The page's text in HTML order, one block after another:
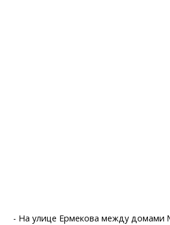
- На улице Ермекова между домами